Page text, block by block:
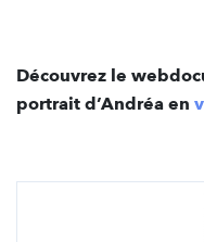
Découvrez le
portrait d’Andréa en